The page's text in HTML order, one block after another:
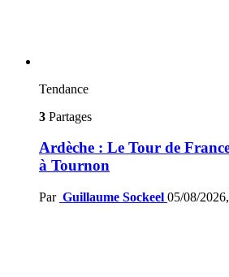
Tendance
3 Partages
Ardèche : Le Tour de
à Tournon
Par Guillaume Sockeel 05/08/